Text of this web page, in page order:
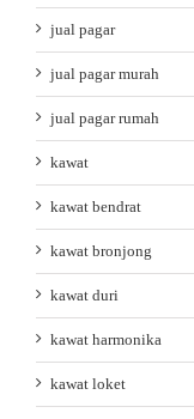
jual pagar
jual pagar murah
jual pagar rumah
kawat
kawat bendrat
kawat bronjong
kawat duri
kawat harmonika
kawat loket